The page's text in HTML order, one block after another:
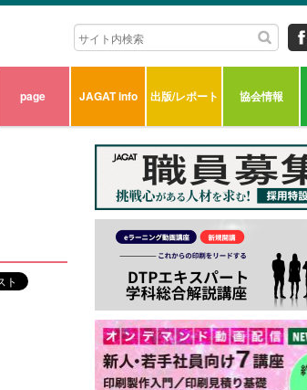
page JAGAT info 出版/レポート 協会情報